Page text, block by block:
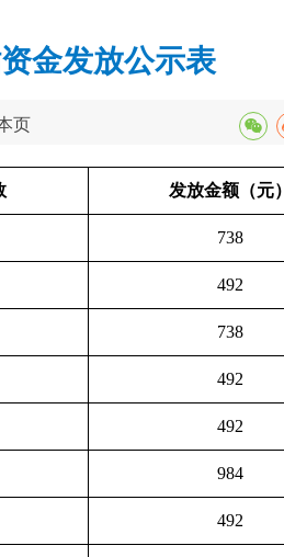
金发放公示表
页
发放金额（元）
738
492
738
492
492
984
492